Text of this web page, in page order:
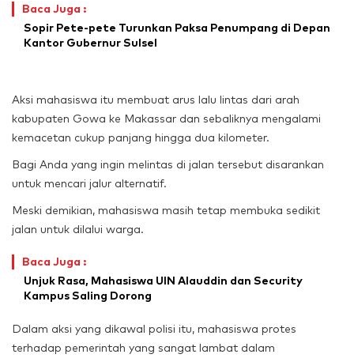
Baca Juga :
Sopir Pete-pete Turunkan Paksa Penumpang di Depan
Kantor Gubernur Sulsel
Aksi mahasiswa itu membuat arus lalu lintas dari arah
kabupaten Gowa ke Makassar dan sebaliknya mengalami
kemacetan cukup panjang hingga dua kilometer.
Bagi Anda yang ingin melintas di jalan tersebut disarankan
untuk mencari jalur alternatif.
Meski demikian, mahasiswa masih tetap membuka sedikit
jalan untuk dilalui warga.
Baca Juga :
Unjuk Rasa, Mahasiswa UIN Alauddin dan Security
Kampus Saling Dorong
Dalam aksi yang dikawal polisi itu, mahasiswa protes
terhadap pemerintah yang sangat lambat dalam